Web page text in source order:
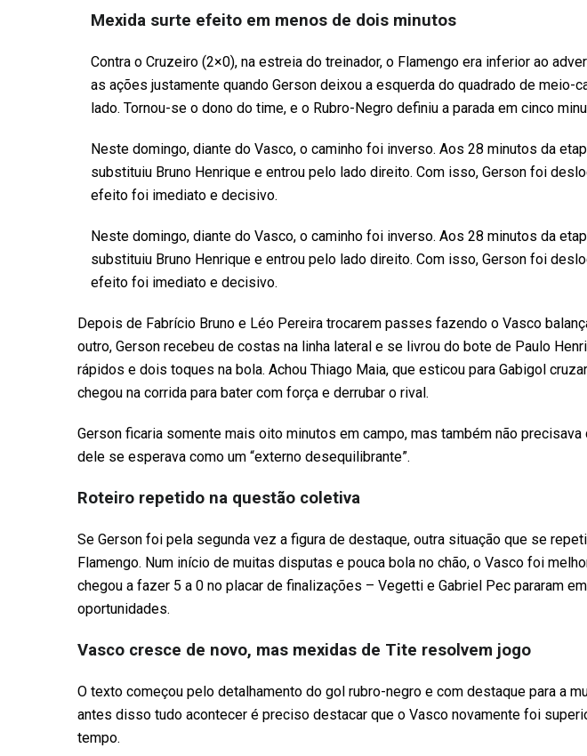
Mexida surte efeito em menos de dois minutos
Contra o Cruzeiro (2×0), na estreia do treinador, o Flamengo era inferior ao
as ações justamente quando Gerson deixou a esquerda do quadrado de meio-
lado. Tornou-se o dono do time, e o Rubro-Negro definiu a parada em cinco
Neste domingo, diante do Vasco, o caminho foi inverso. Aos 28 minutos da
substituiu Bruno Henrique e entrou pelo lado direito. Com isso, Gerson foi
efeito foi imediato e decisivo.
Neste domingo, diante do Vasco, o caminho foi inverso. Aos 28 minutos da
substituiu Bruno Henrique e entrou pelo lado direito. Com isso, Gerson foi
efeito foi imediato e decisivo.
Depois de Fabrício Bruno e Léo Pereira trocarem passes fazendo o Vasco
outro, Gerson recebeu de costas na linha lateral e se livrou do bote de Paulo
rápidos e dois toques na bola. Achou Thiago Maia, que esticou para Gabigol
chegou na corrida para bater com força e derrubar o rival.
Gerson ficaria somente mais oito minutos em campo, mas também não
dele se esperava como um “externo desequilibrante”.
Roteiro repetido na questão coletiva
Se Gerson foi pela segunda vez a figura de destaque, outra situação que se
Flamengo. Num início de muitas disputas e pouca bola no chão, o Vasco foi
chegou a fazer 5 a 0 no placar de finalizações – Vegetti e Gabriel Pec pararam
oportunidades.
Vasco cresce de novo, mas mexidas de Tite resolvem jogo
O texto começou pelo detalhamento do gol rubro-negro e com destaque para a
antes disso tudo acontecer é preciso destacar que o Vasco novamente foi
tempo.